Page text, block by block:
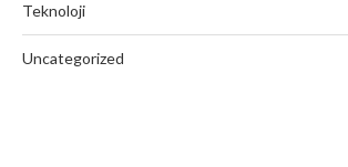
Teknoloji
Uncategorized